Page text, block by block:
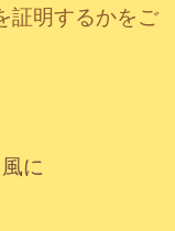
証明するかをご
に